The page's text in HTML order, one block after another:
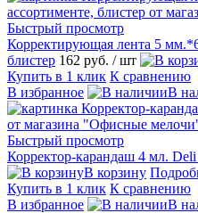
Быстрый просмотр
Корректирующая лента 5
блистер 162 руб. / шт
Купить в 1 клик К сравнению
В избранное
В
Быстрый просмотр
Корректор-карандаш 4 мл.
В корзину
Купить в 1 клик К сравнению
В избранное
В